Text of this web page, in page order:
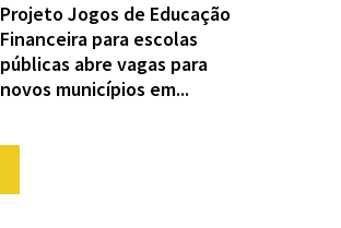
Projeto Jogos de Educação
Financeira para escolas
públicas abre vagas para
novos municípios em...